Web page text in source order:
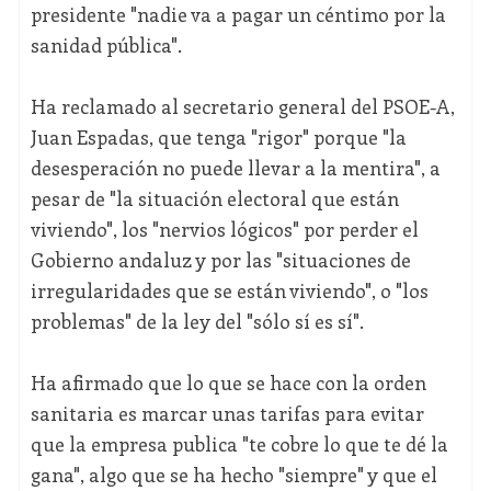
presidente "nadie va a pagar un céntimo por la
sanidad pública".
Ha reclamado al secretario general del PSOE-A,
Juan Espadas, que tenga "rigor" porque "la
desesperación no puede llevar a la mentira", a
pesar de "la situación electoral que están
viviendo", los "nervios lógicos" por perder el
Gobierno andaluz y por las "situaciones de
irregularidades que se están viviendo", o "los
problemas" de la ley del "sólo sí es sí".
Ha afirmado que lo que se hace con la orden
sanitaria es marcar unas tarifas para evitar
que la empresa publica "te cobre lo que te dé la
gana", algo que se ha hecho "siempre" y que el